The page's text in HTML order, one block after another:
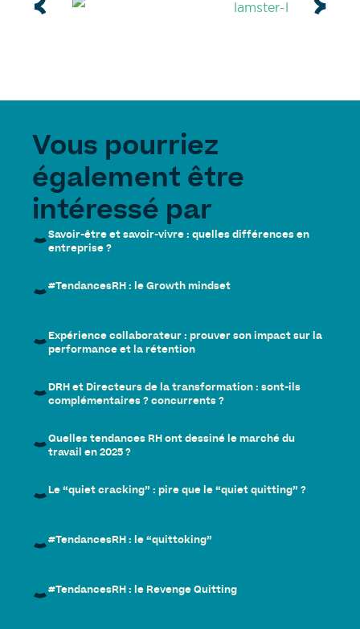
Vous pourriez
également être
intéressé par
Savoir-être et savoir-vivre : quelles différences en
entreprise ?
#TendancesRH : le Growth mindset
Expérience collaborateur : prouver son impact sur la
performance et la rétention
DRH et Directeurs de la transformation : sont-ils
complémentaires ? concurrents ?
Quelles tendances RH ont dessiné le marché du
travail en 2025 ?
Le “quiet cracking” : pire que le “quiet quitting” ?
#TendancesRH : le “quittoking”
#TendancesRH : le Revenge Quitting